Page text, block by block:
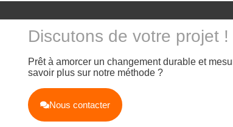
Discutons de votre projet !
Prêt à amorcer un changement durable et
savoir plus sur notre méthode ?
Nous contacter